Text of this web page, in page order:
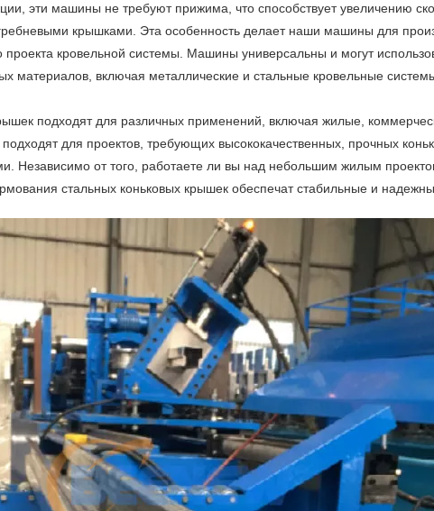
эти машины не требуют прижима, что способствует увеличению
крышками. Эта особенность делает наши машины для
кровельной системы. Машины универсальны и могут
материалов, включая металлические и стальные кровельные
подходят для различных применений, включая жилые,
для проектов, требующих высококачественных, прочных
Независимо от того, работаете ли вы над небольшим жилым
стальных коньковых крышек обеспечат стабильные и